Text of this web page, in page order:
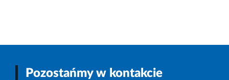
Pozostańmy w kontakcie